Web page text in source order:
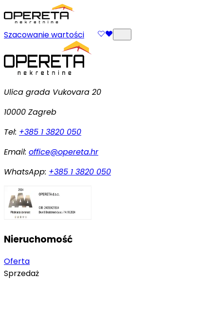
Szacowanie wartości
Ulica grada Vukovara 20
10000 Zagreb
Tel: +385 1 3820 050
Email: office@opereta.hr
WhatsApp: +385 1 3820 050
Nieruchomość
Oferta
Sprzedaż